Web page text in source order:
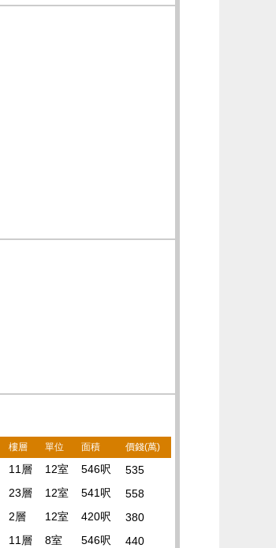
樓層 單位 面積 價錢(萬)
11層 12室 546呎
535
23層 12室 541呎
558
2層 12室 420呎
380
11層 8室 546呎
440